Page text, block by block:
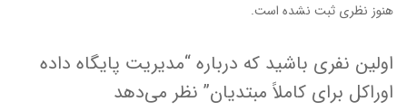
هنوز نظری ثبت نشده است.
اولین نفری باشید که درباره “مدیریت پایگاه داده
اوراکل برای کاملاً مبتدیان” نظر می‌دهد